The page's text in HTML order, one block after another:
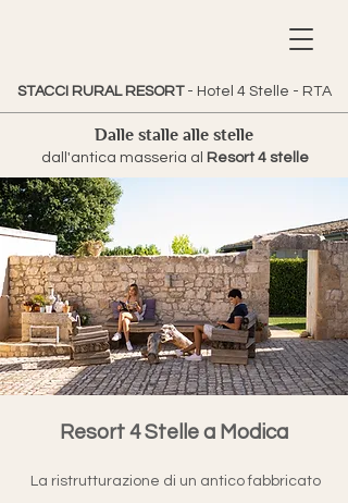
STACCI RURAL RESORT- Hotel 4 Stelle - RTA
Dalle stalle alle stelle
dall'antica masseria al Resort 4 stelle
Resort 4 Stelle a Modica
La ristrutturazione di un antico fabbricato